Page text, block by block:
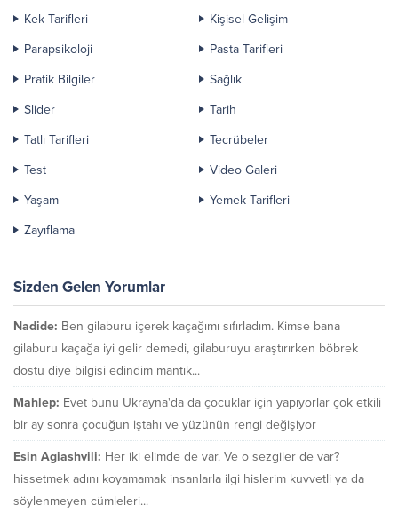
Kek Tarifleri
Kişisel Gelişim
Parapsikoloji
Pasta Tarifleri
Pratik Bilgiler
Sağlık
Slider
Tarih
Tatlı Tarifleri
Tecrübeler
Test
Video Galeri
Yaşam
Yemek Tarifleri
Zayıflama
Sizden Gelen Yorumlar
Nadide: Ben gilaburu içerek kaçağımı sıfırladım. Kimse bana
gilaburu kaçağa iyi gelir demedi, gilaburuyu araştırırken böbrek
dostu diye bilgisi edindim mantık...
Mahlep: Evet bunu Ukrayna'da da çocuklar için yapıyorlar çok etkili
bir ay sonra çocuğun iştahı ve yüzünün rengi değişiyor
Esin Agiashvili: Her iki elimde de var. Ve o sezgiler de var?
hissetmek adını koyamamak insanlarla ilgi hislerim kuvvetli ya da
söylenmeyen cümleleri...